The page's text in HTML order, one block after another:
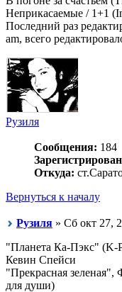
Неприкасаемые / 1+1
Последний раз
am, всего
Рузиля
Сообщения: 184
Откуда:
Вернуться к началу
Рузиля » Сб окт 27,
"Планета Ка-Пэкс"
Кевин Спейси
"Прекрасная
для души)